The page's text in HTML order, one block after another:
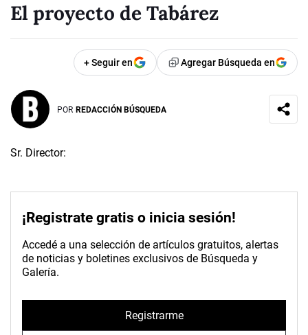
El proyecto de Tabárez
+ Seguir en Agregar Búsqueda en
POR REDACCIÓN BÚSQUEDA
Sr. Director:
¡Registrate gratis o inicia sesión!
Accedé a una selección de artículos gratuitos, alertas
de noticias y boletines exclusivos de Búsqueda y
Galería.
Registrarme